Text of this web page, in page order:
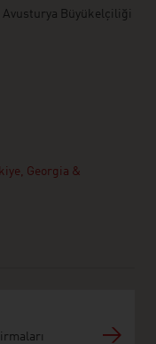
Büyükelçiliği
Georgia &